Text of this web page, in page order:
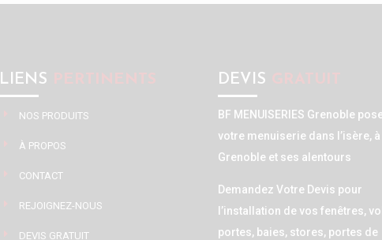
LIENS PERTINENTS
NOS PRODUITS
À PROPOS
CONTACT
REJOIGNEZ-NOUS
DEVIS GRATUIT
DEVIS GRATUIT
BF MENUISERIES Grenoble
votre menuiserie dans l’isère, à
Grenoble et ses alentours
Demandez Votre Devis pour
l’installation de vos fenêtres,
portes, baies, stores, portes de